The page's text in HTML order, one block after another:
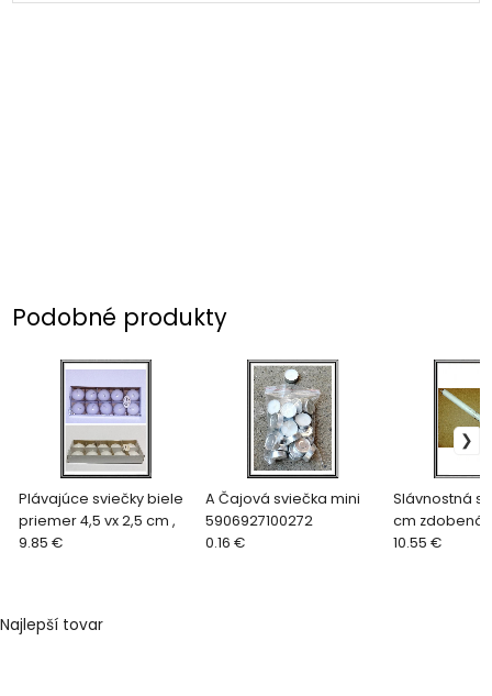
Podobné produkty
Plávajúce sviečky biele
priemer 4,5 vx 2,5 cm ,
9.85 €
A Čajová sviečka mini
5906927100272
0.16 €
Slávnostná
cm zdobená
10.55 €
Najlepší tovar